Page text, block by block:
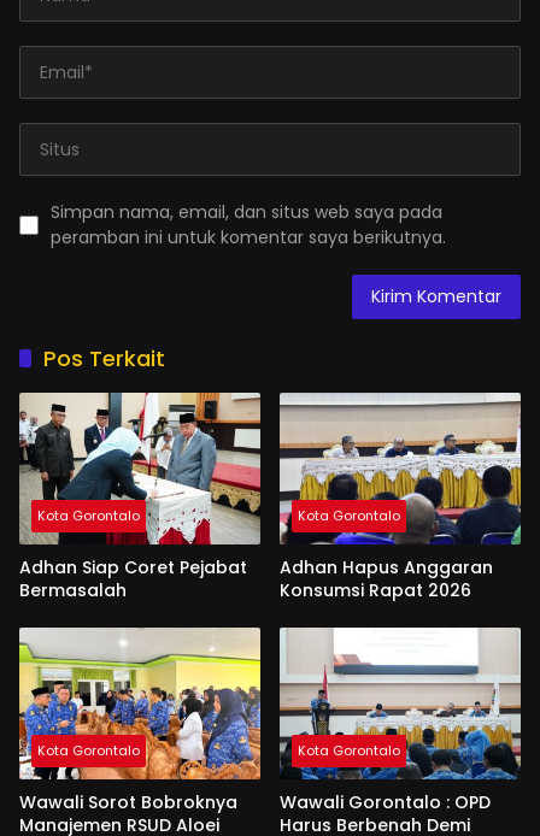
Simpan nama, email, dan situs web saya pada
peramban ini untuk komentar saya berikutnya.
Pos Terkait
Kota Gorontalo
Adhan Siap Coret Pejabat
Bermasalah
Kota Gorontalo
Adhan Hapus Anggaran
Konsumsi Rapat 2026
Kota Gorontalo
Wawali Sorot Bobroknya
Manajemen RSUD Aloei
Kota Gorontalo
Wawali Gorontalo : OPD
Harus Berbenah Demi